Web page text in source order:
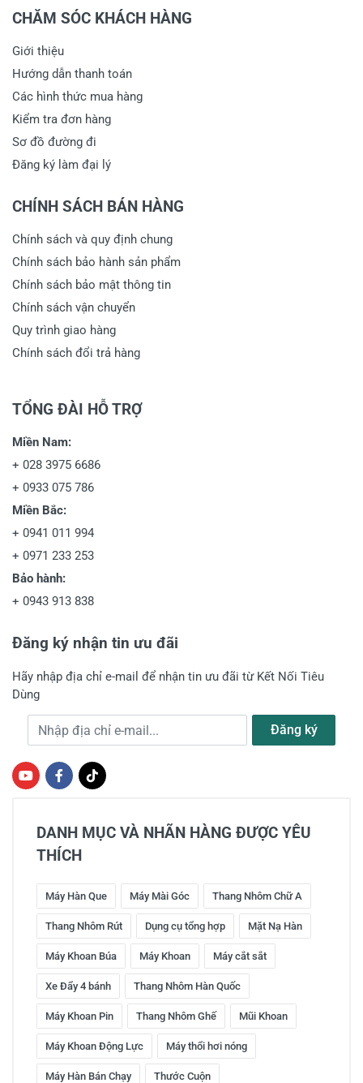
CHĂM SÓC KHÁCH HÀNG
Giới thiệu
Hướng dẫn thanh toán
Các hình thức mua hàng
Kiểm tra đơn hàng
Sơ đồ đường đi
Đăng ký làm đại lý
CHÍNH SÁCH BÁN HÀNG
Chính sách và quy định chung
Chính sách bảo hành sản phẩm
Chính sách bảo mật thông tin
Chính sách vận chuyển
Quy trình giao hàng
Chính sách đổi trả hàng
TỔNG ĐÀI HỖ TRỢ
Miền Nam:
+ 028 3975 6686
+ 0933 075 786
Miền Bắc:
+ 0941 011 994
+ 0971 233 253
Bảo hành:
+ 0943 913 838
Đăng ký nhận tin ưu đãi
Hãy nhập địa chỉ e-mail để nhận tin ưu đãi từ Kết Nối Tiêu
Dùng
Địa chỉ e-mail Đăng ký
DANH MỤC VÀ NHÃN HÀNG ĐƯỢC YÊU
THÍCH
Máy Hàn Que Máy Mài Góc Thang Nhôm Chữ A
Thang Nhôm Rút Dụng cụ tổng hợp Mặt Nạ Hàn
Máy Khoan Búa Máy Khoan Máy cắt sắt
Xe Đẩy 4 bánh Thang Nhôm Hàn Quốc
Máy Khoan Pin Thang Nhôm Ghế Mũi Khoan
Máy Khoan Động Lực Máy thổi hơi nóng
Máy Hàn Bán Chạy Thước Cuộn